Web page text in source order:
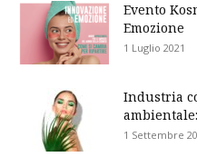
Evento
Emozione
1 Luglio 2021
Industria
1 Settembre